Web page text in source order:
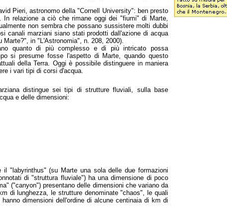
Pieri, astronomo della "Cornell University": ben presto
In relazione a ciò che rimane oggi dei "fiumi" di Marte,
non sembra che possano sussistere molti dubbi
canali marziani siano stati prodotti dall'azione di acqua
in "L'Astronomia", n. 208, 2000).
quanto di più complesso e di più intricato possa
si presume fosse l'aspetto di Marte, quando questo
della Terra. Oggi è possibile distinguere in maniera
i vari tipi di corsi d'acqua.
distingue sei tipi di strutture fluviali, sulla base
e delle dimensioni:
il "labyrinthus" (su Marte una sola delle due formazioni
di "struttura fluviale") ha una dimensione di poco
("canyon") presentano delle dimensioni che variano da
di lunghezza, le strutture denominate "chaos", le quali
dimensioni dell'ordine di alcune centinaia di km di